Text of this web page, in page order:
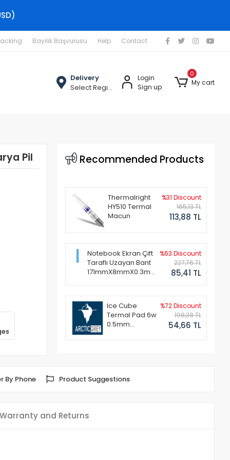
Bayilik Başvurusu Help Contact
Delivery
Select Region
Login
Sign up
0
My cart
Pil Recommended Products
Thermalright
HY510 Termal
Macun
%31 Discount
165,13 TL
113,88 TL
Notebook Ekran Çift
Taraflı Uzayan Bant
171mmX8mmX0.3mm
%63 Discount
227,76 TL
85,41 TL
Ice Cube
Termal Pad 6w
0.5mm
%72 Discount
198,38 TL
54,66 TL
By Phone Product Suggestions
Warranty and Returns